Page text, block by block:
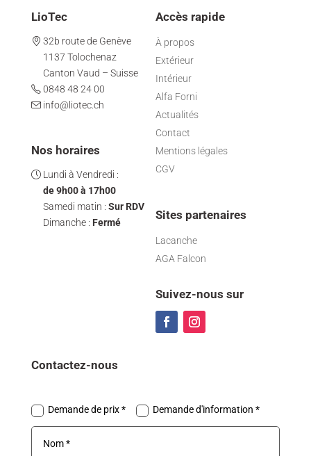
LioTec
32b route de Genève
1137 Tolochenaz
Canton Vaud – Suisse
0848 48 24 00
info@liotec.ch
Nos horaires
Lundi à Vendredi :
de 9h00 à 17h00
Samedi matin : Sur RDV
Dimanche : Fermé
Accès rapide
À propos
Extérieur
Intérieur
Alfa Forni
Actualités
Contact
Mentions légales
CGV
Sites partenaires
Lacanche
AGA Falcon
Suivez-nous sur
Contactez-nous
Demande de prix * Demande d'information *